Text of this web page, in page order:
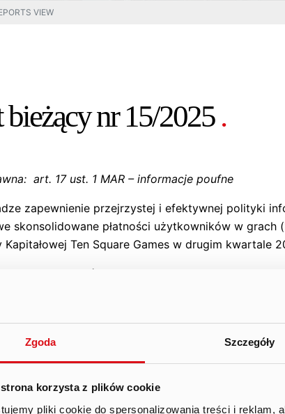
Zgoda Szczegóły
korzysta z plików cookie
pliki cookie do spersonalizowania treści i reklam,
VIEW
bieżący nr 15/2025 .
art. 17 ust. 1 MAR – informacje poufne
zapewnienie przejrzystej i efektywnej polityki
skonsolidowane płatności użytkowników w
Kapitałowej Ten Square Games w drugim kwartale
kwocie płatności 48,8 mln PLN odnosi się do
skonsolidowanych przychodów. Kolejne 15,2
mln PLN (7,7%) odnosi się do płatności Wings of
miesiącach wyniosły odpowiednio:
2025: 27,2 mln PLN, w tym Fishing Clash – 16,6
PLN.
28,7 mln PLN w tym Fishing Clash – 17,3 mln PLN,